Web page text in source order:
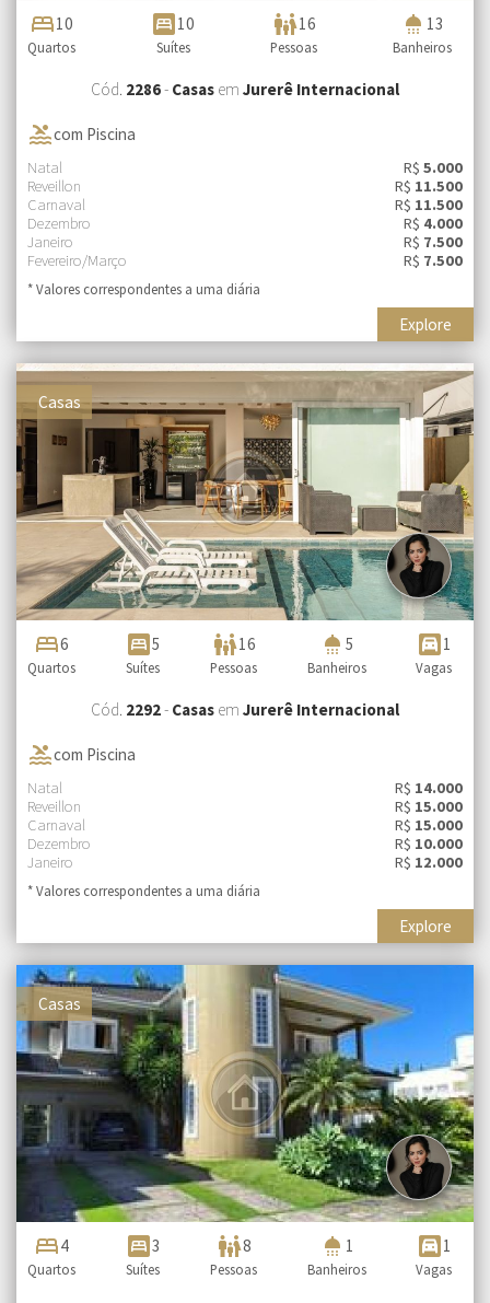
bed10
Quartos
bedroom_parent 10
Suítes
family_restroom16
Pessoas
shower 13
Banheiros
Cód. 2286- Casas em Jurerê Internacional
poolcom Piscina
Natal R$ 5.000
Reveillon
R$ 11.500
Carnaval
R$ 11.500
Dezembro
R$ 4.000
Janeiro
R$ 7.500
Fevereiro/Março
R$ 7.500
* Valores correspondentes a uma diária
Explore
Casas
bed6
Quartos
bedroom_parent 5
Suítes
family_restroom16
Pessoas
shower 5
Banheiros
garage 1
Vagas
Cód. 2292- Casas em Jurerê Internacional
poolcom Piscina
Natal R$ 14.000
Reveillon
R$ 15.000
Carnaval
R$ 15.000
Dezembro
R$ 10.000
Janeiro
R$ 12.000
* Valores correspondentes a uma diária
Explore
Casas
bed4
Quartos
bedroom_parent 3
Suítes
family_restroom8
Pessoas
shower 1
Banheiros
garage 1
Vagas